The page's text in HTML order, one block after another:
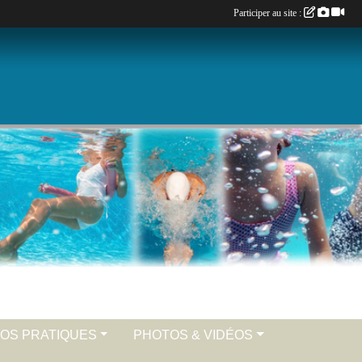
PRATIQUES PHOTOS & VIDÉOS
Participer au site :